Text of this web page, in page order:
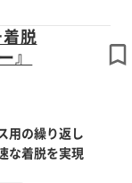
脱
』
用の繰り返し
な着脱を実現